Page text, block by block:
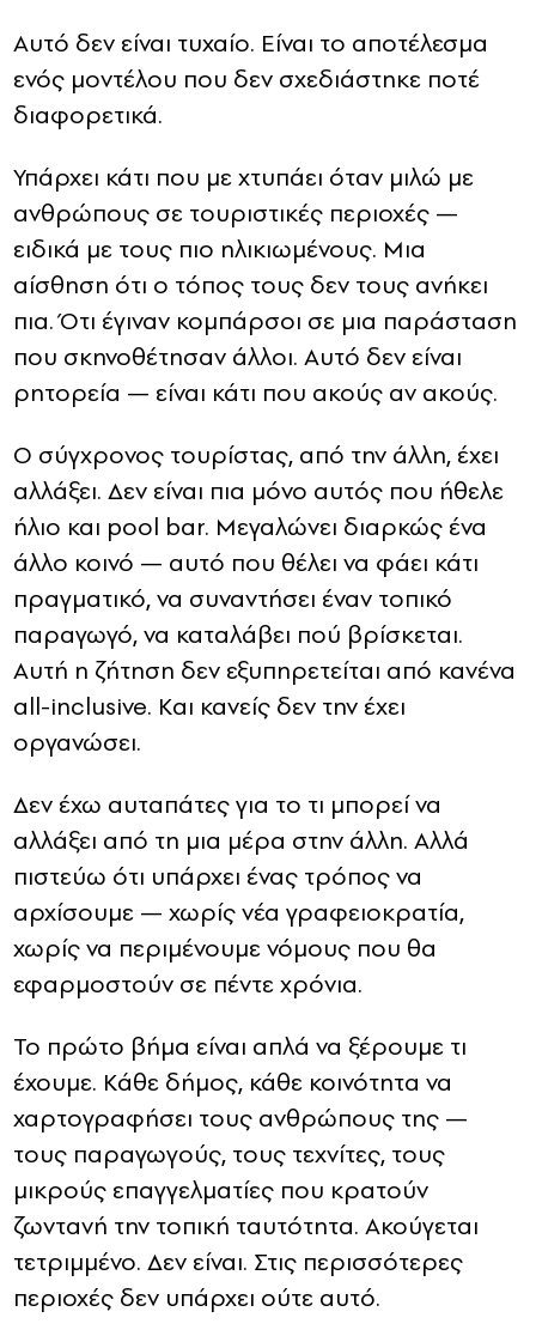
Αυτό δεν είναι τυχαίο. Είναι το αποτέλεσμα
ενός μοντέλου που δεν σχεδιάστηκε ποτέ
διαφορετικά.
Υπάρχει κάτι που με χτυπάει όταν μιλώ με
ανθρώπους σε τουριστικές περιοχές —
ειδικά με τους πιο ηλικιωμένους. Μια
αίσθηση ότι ο τόπος τους δεν τους ανήκει
πια. Ότι έγιναν κομπάρσοι σε μια παράσταση
που σκηνοθέτησαν άλλοι. Αυτό δεν είναι
ρητορεία — είναι κάτι που ακούς αν ακούς.
Ο σύγχρονος τουρίστας, από την άλλη, έχει
αλλάξει. Δεν είναι πια μόνο αυτός που ήθελε
ήλιο και pool bar. Μεγαλώνει διαρκώς ένα
άλλο κοινό — αυτό που θέλει να φάει κάτι
πραγματικό, να συναντήσει έναν τοπικό
παραγωγό, να καταλάβει πού βρίσκεται.
Αυτή η ζήτηση δεν εξυπηρετείται από κανένα
all-inclusive. Και κανείς δεν την έχει
οργανώσει.
Δεν έχω αυταπάτες για το τι μπορεί να
αλλάξει από τη μια μέρα στην άλλη. Αλλά
πιστεύω ότι υπάρχει ένας τρόπος να
αρχίσουμε — χωρίς νέα γραφειοκρατία,
χωρίς να περιμένουμε νόμους που θα
εφαρμοστούν σε πέντε χρόνια.
Το πρώτο βήμα είναι απλά να ξέρουμε τι
έχουμε. Κάθε δήμος, κάθε κοινότητα να
χαρτογραφήσει τους ανθρώπους της —
τους παραγωγούς, τους τεχνίτες, τους
μικρούς επαγγελματίες που κρατούν
ζωντανή την τοπική ταυτότητα. Ακούγεται
τετριμμένο. Δεν είναι. Στις περισσότερες
περιοχές δεν υπάρχει ούτε αυτό.